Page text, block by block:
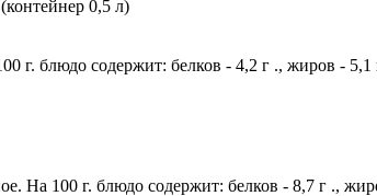
0,5 л)
г. блюдо содержит: белков - 4,2 г ., жиров - 5,1
На 100 г. блюдо содержит: белков - 8,7 г .,